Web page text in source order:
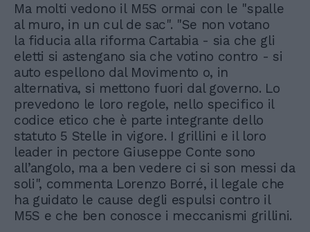
Ma molti vedono il M5S ormai con le "spalle
al muro, in un cul de sac". "Se non votano
la fiducia alla riforma Cartabia - sia che gli
eletti si astengano sia che votino contro - si
auto espellono dal Movimento o, in
alternativa, si mettono fuori dal governo. Lo
prevedono le loro regole, nello specifico il
codice etico che è parte integrante dello
statuto 5 Stelle in vigore. I grillini e il loro
leader in pectore Giuseppe Conte sono
all’angolo, ma a ben vedere ci si son messi da
soli", commenta Lorenzo Borré, il legale che
ha guidato le cause degli espulsi contro il
M5S e che ben conosce i meccanismi grillini.